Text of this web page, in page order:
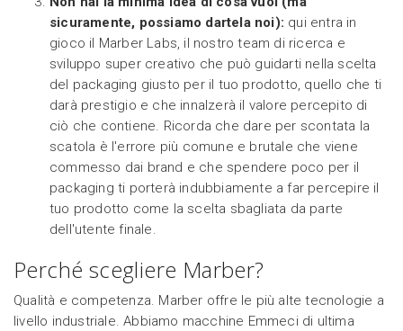
sicuramente, possiamo dartela noi): qui entra in
gioco il Marber Labs, il nostro team di ricerca e
sviluppo super creativo che può guidarti nella scelta
del packaging giusto per il tuo prodotto, quello che ti
darà prestigio e che innalzerà il valore percepito di
ciò che contiene. Ricorda che dare per scontata la
scatola è l'errore più comune e brutale che viene
commesso dai brand e che spendere poco per il
packaging ti porterà indubbiamente a far percepire il
tuo prodotto come la scelta sbagliata da parte
dell'utente finale.
Perché scegliere Marber?
Qualità e competenza. Marber offre le più alte tecnologie a
livello industriale. Abbiamo macchine Emmeci di ultima